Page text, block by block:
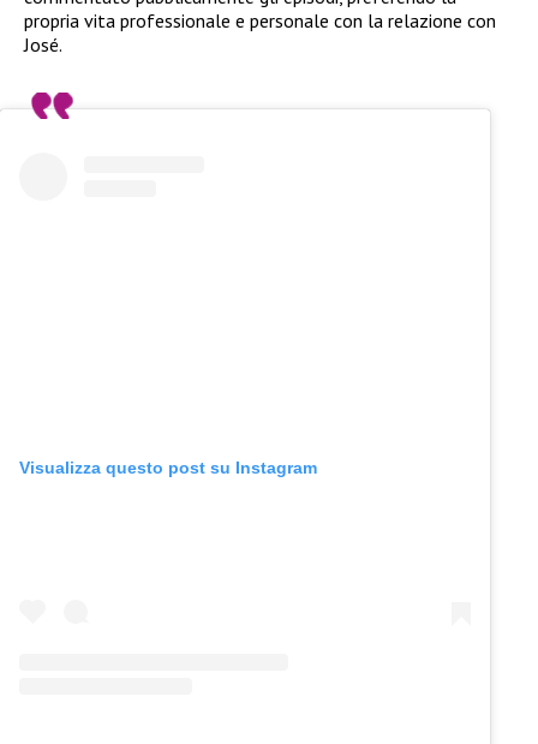
propria vita professionale e personale con la relazione con
José.
Visualizza questo post su Instagram